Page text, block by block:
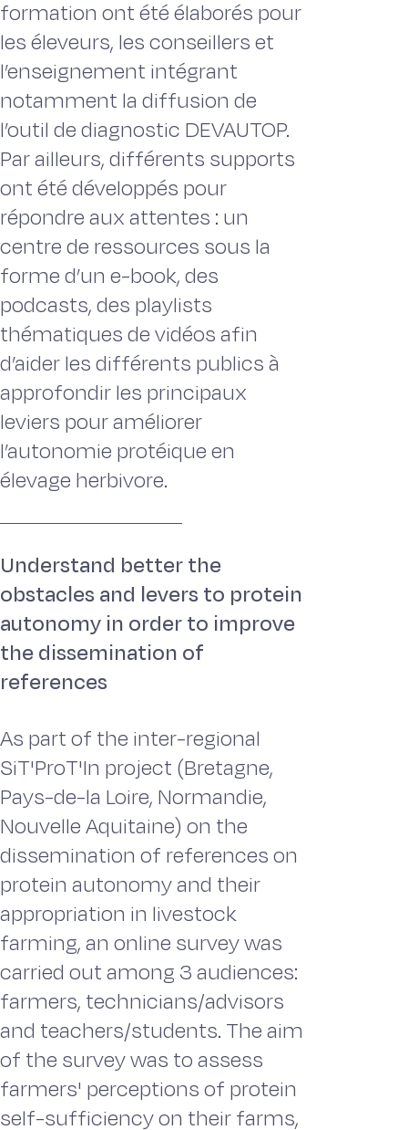
formation ont été élaborés pour
les éleveurs, les conseillers et
l’enseignement intégrant
notamment la diffusion de
l’outil de diagnostic DEVAUTOP.
Par ailleurs, différents supports
ont été développés pour
répondre aux attentes : un
centre de ressources sous la
forme d’un e-book, des
podcasts, des playlists
thématiques de vidéos afin
d’aider les différents publics à
approfondir les principaux
leviers pour améliorer
l’autonomie protéique en
élevage herbivore.
Understand better the
obstacles and levers to protein
autonomy in order to improve
the dissemination of
references
As part of the inter-regional
SiT'ProT'In project (Bretagne,
Pays-de-la Loire, Normandie,
Nouvelle Aquitaine) on the
dissemination of references on
protein autonomy and their
appropriation in livestock
farming, an online survey was
carried out among 3 audiences:
farmers, technicians/advisors
and teachers/students. The aim
of the survey was to assess
farmers' perceptions of protein
self-sufficiency on their farms,